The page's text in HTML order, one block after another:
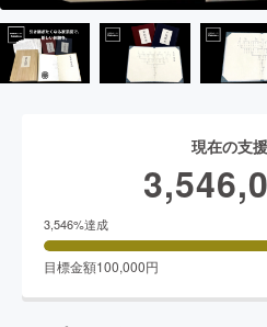
現在の支
3,546%達成
目標金額100,000円